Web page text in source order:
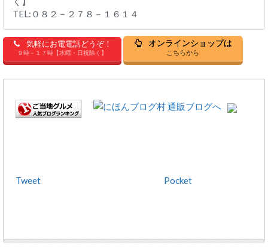
TEL:０８２－２７８－１６１４
気軽にお電電話どうぞ！
９時－１７時【水曜・日祝除く】
オンラインショップは
こちらから
Tweet Pocket